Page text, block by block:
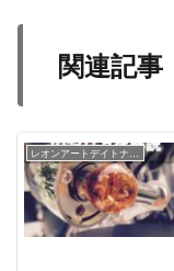
関連記事
レオンアートデイトナ１２５